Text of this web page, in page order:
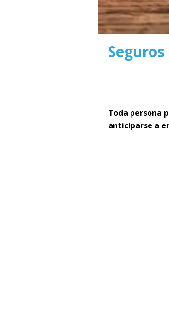
Toda persona
anticiparse a